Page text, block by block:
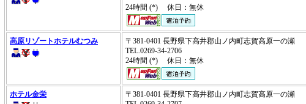
24時間 (*) 休日：無休
高原リゾートホテルむつみ
〒381-0401 長野県下高井郡山ノ内町志賀高原一の瀬
TEL.0269-34-2706
24時間 (*) 休日：無休
ホテル金栄
〒381-0401 長野県下高井郡山ノ内町志賀高原一の瀬